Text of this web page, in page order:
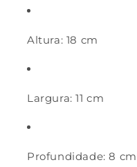
Altura: 18 cm
Largura: 11 cm
Profundidade: 8 cm